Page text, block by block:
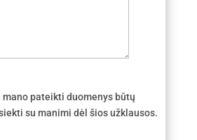
mano pateikti duomenys būtų
su manimi dėl šios užklausos.